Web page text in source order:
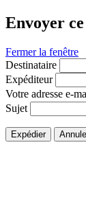
Envoyer
Fermer la fenêtre
Destinataire
Expéditeur
Votre adresse e-
Sujet
Expédier